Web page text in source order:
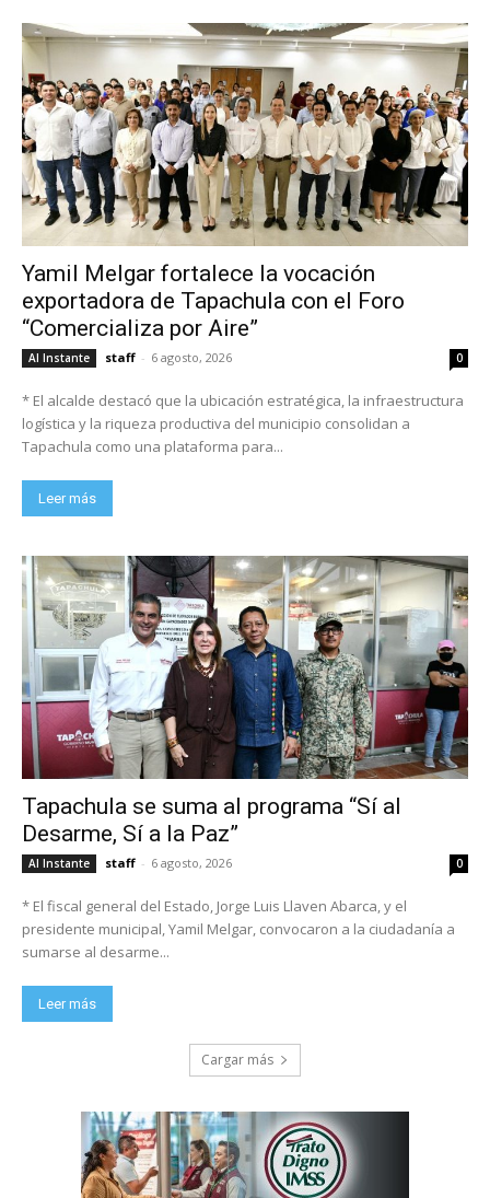
Yamil Melgar fortalece la vocación
exportadora de Tapachula con el Foro
“Comercializa por Aire”
Al Instante staff - 6 agosto, 2026 0
* El alcalde destacó que la ubicación estratégica, la infraestructura
logística y la riqueza productiva del municipio consolidan a
Tapachula como una plataforma para...
Leer más
Tapachula se suma al programa “Sí al
Desarme, Sí a la Paz”
Al Instante staff - 6 agosto, 2026 0
* El fiscal general del Estado, Jorge Luis Llaven Abarca, y el
presidente municipal, Yamil Melgar, convocaron a la ciudadanía a
sumarse al desarme...
Leer más
Cargar más